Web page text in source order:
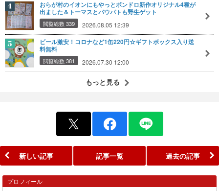
おらが村のイオンにもやっとボンドロ新作オリジナル4種が
出ました＆トーマスとパウパトも野生ゲット
閲覧総数 339 2026.08.05 12:39
ビール激安！コロナなど1缶220円☆ギフトボックス入り送
料無料
閲覧総数 381 2026.07.30 12:00
もっと見る
新しい記事 記事一覧 過去の記事
プロフィール